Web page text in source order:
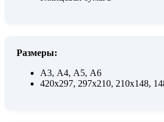
Размеры:
А3, А4, А5, А6
420х297, 297х210, 210х148,